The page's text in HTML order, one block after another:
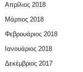
Απρίλιος 2018
Μάρτιος 2018
Φεβρουάριος 2018
Ιανουάριος 2018
Δεκέμβριος 2017